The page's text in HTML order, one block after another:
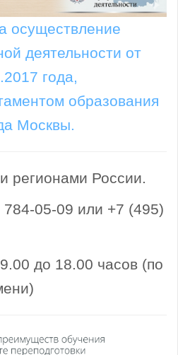
осуществление
деятельности от
года,
образования
Москвы.
регионами России.
05-09 или +7 (495)
до 18.00 часов (по